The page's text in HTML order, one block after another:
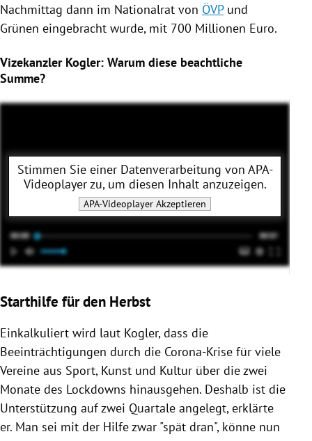
Nachmittag dann im Nationalrat von ÖVPund
Grünen eingebracht wurde, mit 700 Millionen Euro.
Vizekanzler Kogler: Warum diese beachtliche
Summe?
Stimmen Sie einer Datenverarbeitung von APA-
Videoplayerzu, um diesen Inhalt anzuzeigen.
APA-Videoplayer Akzeptieren
Starthilfe für den Herbst
Einkalkuliert wird laut Kogler, dass die
Beeinträchtigungen durch die Corona-Krise für viele
Vereine aus Sport, Kunst und Kultur über die zwei
Monate des Lockdowns hinausgehen. Deshalb ist die
Unterstützung auf zwei Quartale angelegt, erklärte
er. Man sei mit der Hilfe zwar "spät dran", könne nun